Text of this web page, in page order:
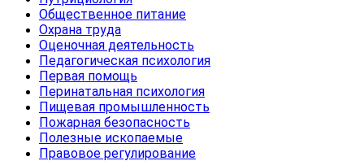
Общественное питание
Охрана труда
Оценочная деятельность
Педагогическая психология
Первая помощь
Перинатальная психология
Пищевая промышленность
Пожарная безопасность
Полезные ископаемые
Правовое регулирование